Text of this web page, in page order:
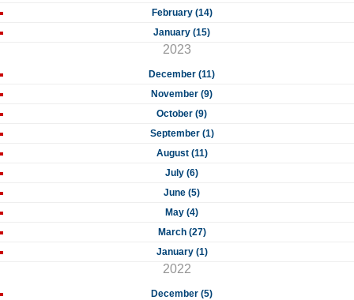
February (14)
January (15)
2023
December (11)
November (9)
October (9)
September (1)
August (11)
July (6)
June (5)
May (4)
March (27)
January (1)
2022
December (5)